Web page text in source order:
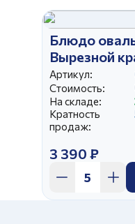
Блюдо
Вырезной
люстром
Артикул:
Стоимость:
На складе:
Кратность
продаж:
3 390 ₽